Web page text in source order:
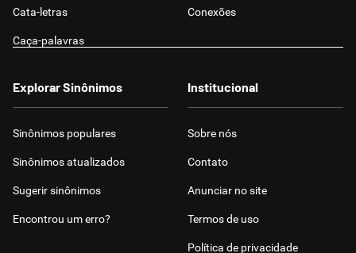
Cata-letras Conexões
Caça-palavras
Explorar Sinônimos
Sinônimos populares
Sinônimos atualizados
Sugerir sinônimos
Encontrou um erro?
Institucional
Sobre nós
Contato
Anunciar no site
Termos de uso
Política de privacidade